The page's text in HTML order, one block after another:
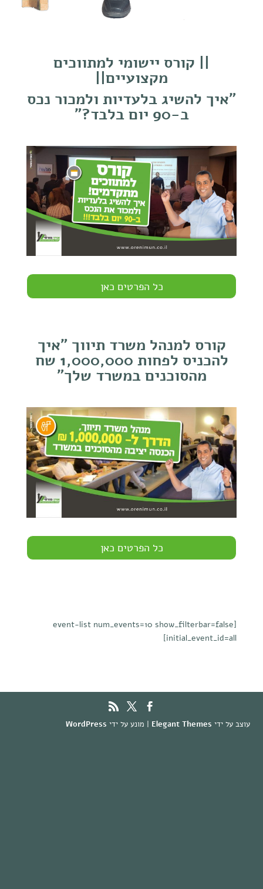
|| קורס יישומי למתווכים
מקצועיים||
"איך להשיג בלעדיות ולמכור נכס
ב-90 יום בלבד ?"
כל הפרטים כאן
קורס למנהל משרד תיווך "איך
להכניס לפחות 1,000,000 שח
מהסוכנים במשרד שלך"
כל הפרטים כאן
[event-list num_events=10 show_filterbar=false
initial_event_id=all]
עוצב על ידי Elegant Themes | מונע על ידי WordPress